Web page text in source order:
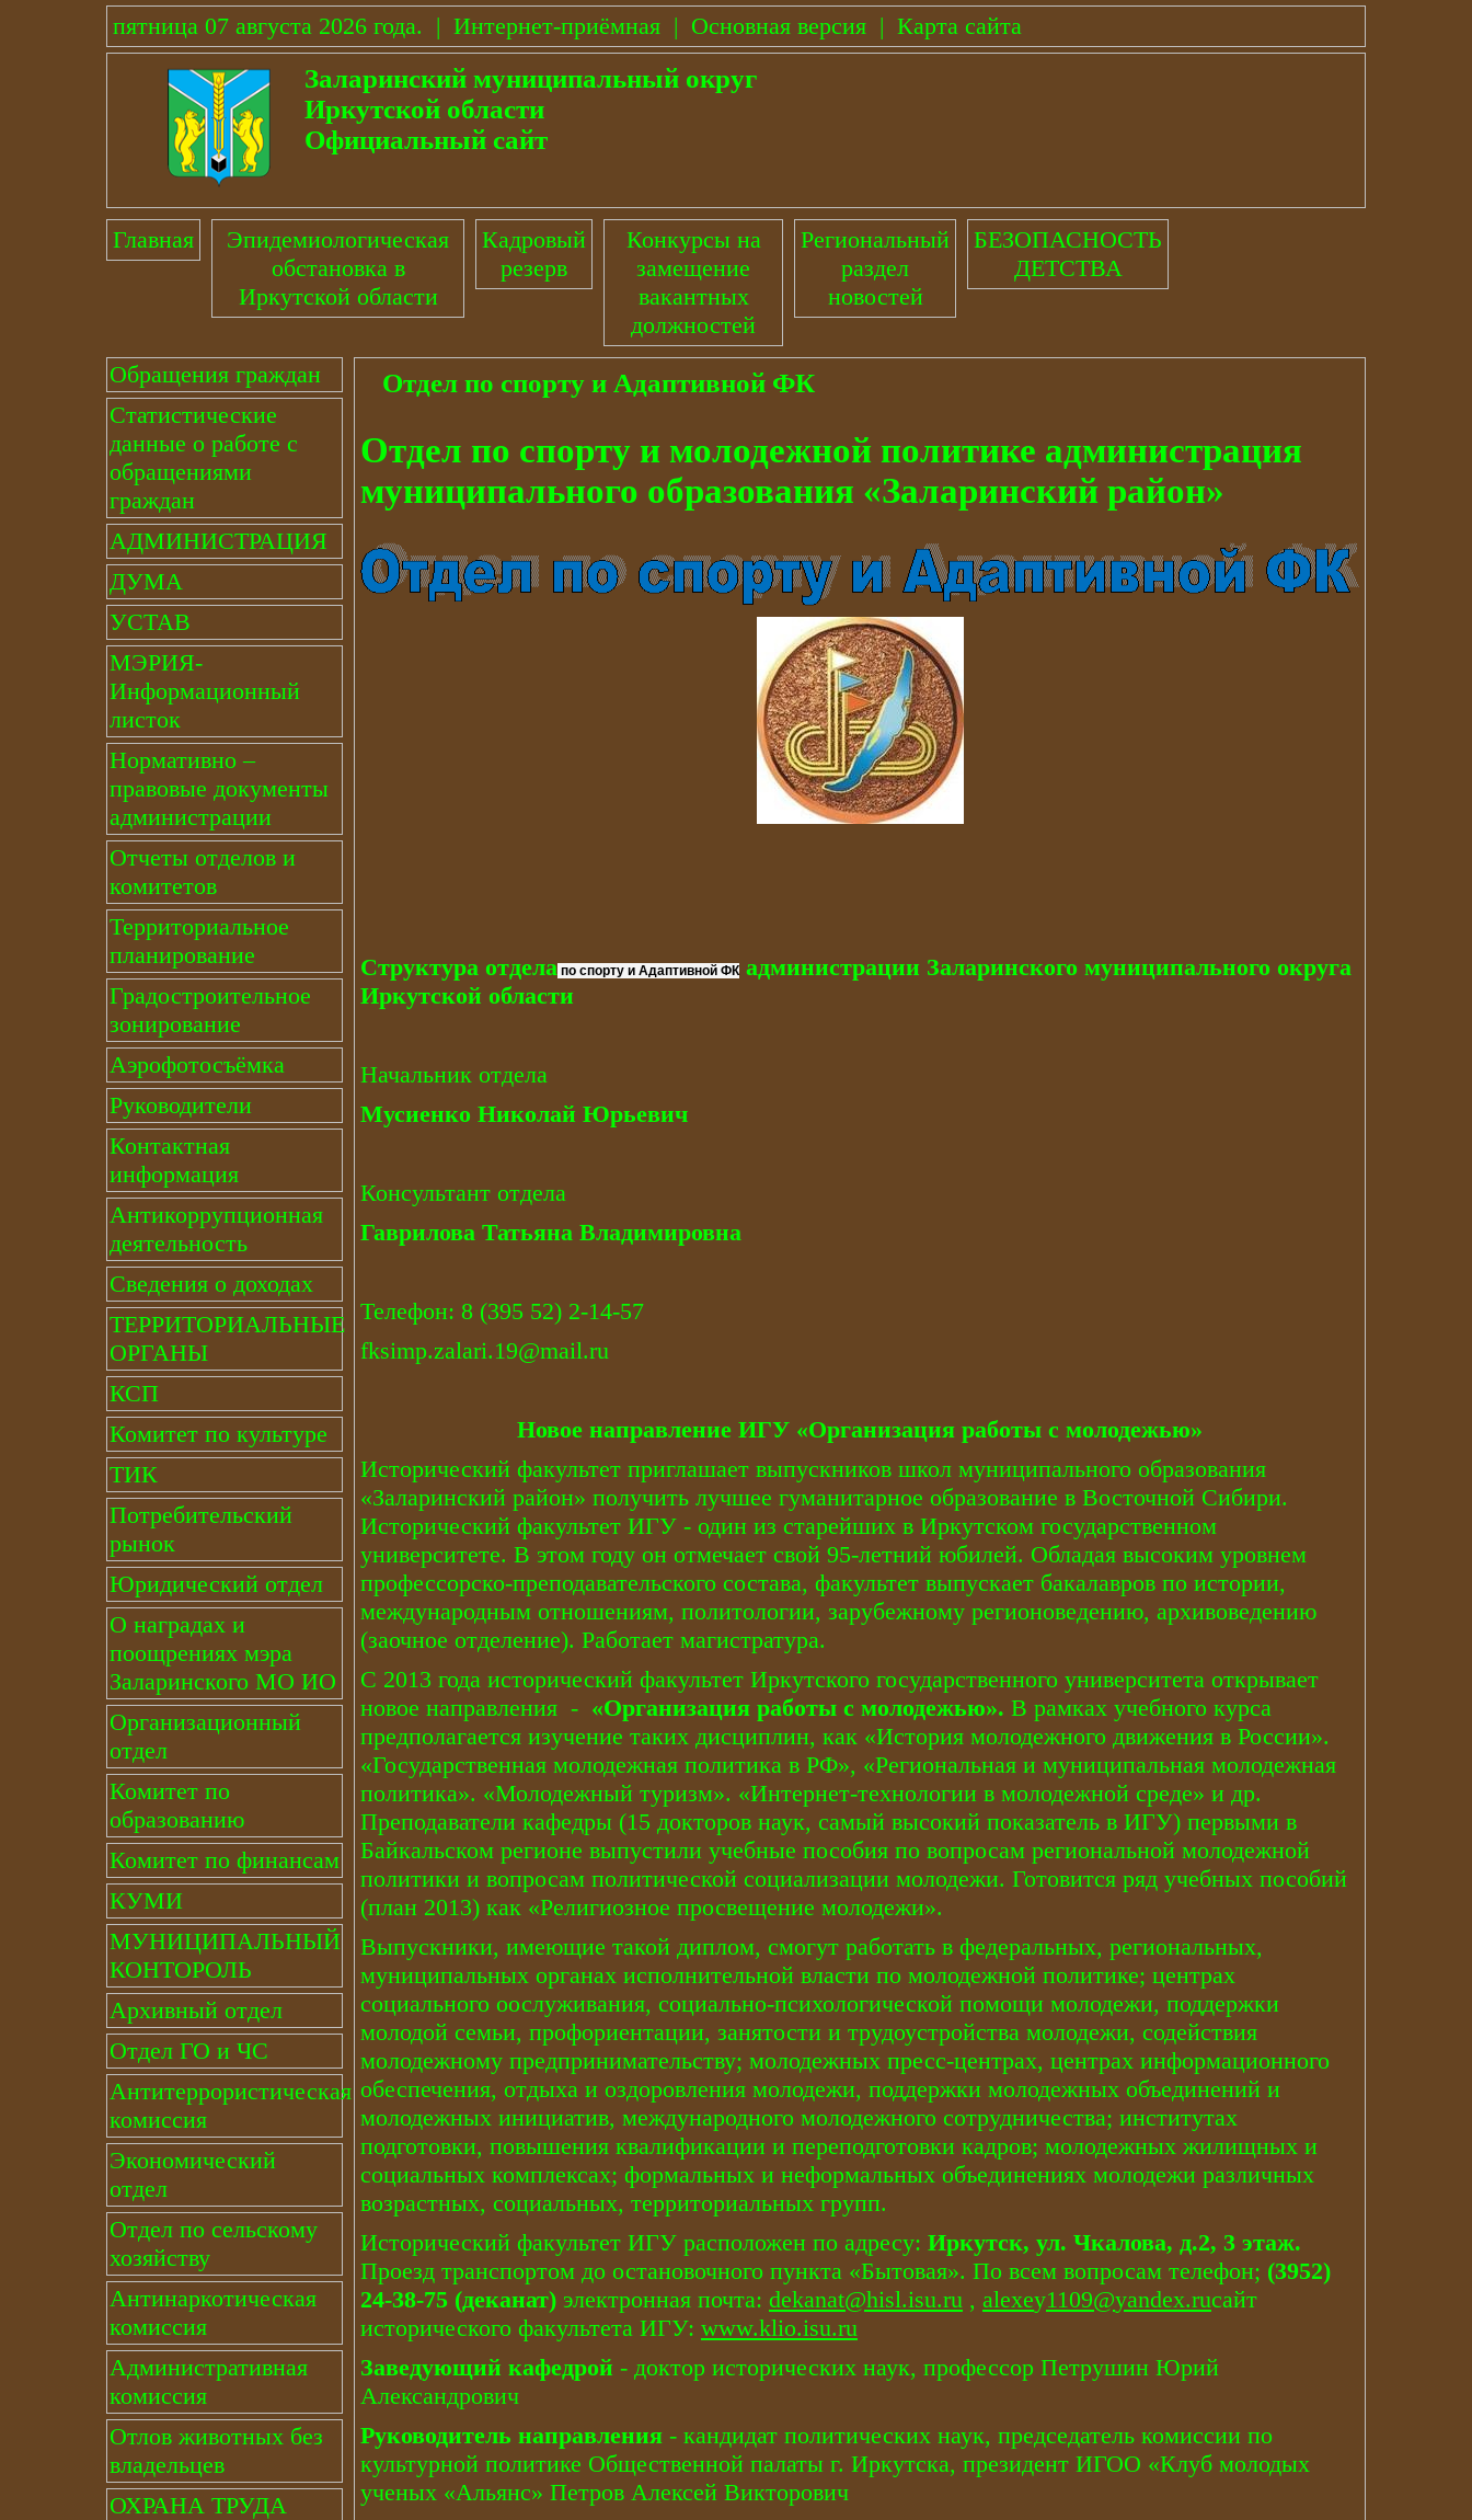
пятница 07 августа 2026 года. | Интернет-приёмная | Основная версия | Карта сайта
Заларинский муниципальный округ
Иркутской области
Официальный сайт
Главная
Эпидемиологическая
обстановка в
Иркутской области
Кадровый
резерв
Конкурсы на
замещение
вакантных
должностей
Региональный
раздел
новостей
БЕЗОПАСНОСТЬ
ДЕТСТВА
Обращения граждан
Статистические
данные о работе с
обращениями
граждан
АДМИНИСТРАЦИЯ
ДУМА
УСТАВ
МЭРИЯ-
Информационный
листок
Нормативно –
правовые документы
администрации
Отчеты отделов и
комитетов
Территориальное
планирование
Градостроительное
зонирование
Аэрофотосъёмка
Руководители
Контактная
информация
Антикоррупционная
деятельность
Сведения о доходах
ТЕРРИТОРИАЛЬНЫЕ
ОРГАНЫ
КСП
Комитет по культуре
ТИК
Потребительский
рынок
Юридический отдел
О наградах и
поощрениях мэра
Заларинского МО ИО
Организационный
отдел
Комитет по
образованию
Комитет по финансам
КУМИ
МУНИЦИПАЛЬНЫЙ
КОНТОРОЛЬ
Архивный отдел
Отдел ГО и ЧС
Антитеррористическая
комиссия
Экономический
отдел
Отдел по сельскому
хозяйству
Антинаркотическая
комиссия
Административная
комиссия
Отлов животных без
владельцев
ОХРАНА ТРУДА
Отдел по спорту и Адаптивной ФК
Отдел по спорту и молодежной политике администрация
муниципального образования «Заларинский район»
Структура отдела по спорту и Адаптивной ФК администрации Заларинского муниципального округа
Иркутской области
Начальник отдела
Мусиенко Николай Юрьевич
Консультант отдела
Гаврилова Татьяна Владимировна
Телефон: 8 (395 52) 2-14-57
fksimp.zalari.19@mail.ru
Новое направление ИГУ «Организация работы с молодежью»
Исторический факультет приглашает выпускников школ муниципального образования
«Заларинский район» получить лучшее гуманитарное образование в Восточной Сибири.
Исторический факультет ИГУ - один из старейших в Иркутском государственном
университете. В этом году он отмечает свой 95-летний юбилей. Обладая высоким уровнем
профессорско-преподавательского состава, факультет выпускает бакалавров по истории,
международным отношениям, политологии, зарубежному регионоведению, архивоведению
(заочное отделение). Работает магистратура.
С 2013 года исторический факультет Иркутского государственного университета открывает
новое направления - «Организация работы с молодежью». В рамках учебного курса
предполагается изучение таких дисциплин, как «История молодежного движения в России».
«Государственная молодежная политика в РФ», «Региональная и муниципальная молодежная
политика». «Молодежный туризм». «Интернет-технологии в молодежной среде» и др.
Преподаватели кафедры (15 докторов наук, самый высокий показатель в ИГУ) первыми в
Байкальском регионе выпустили учебные пособия по вопросам региональной молодежной
политики и вопросам политической социализации молодежи. Готовится ряд учебных пособий
(план 2013) как «Религиозное просвещение молодежи».
Выпускники, имеющие такой диплом, смогут работать в федеральных, региональных,
муниципальных органах исполнительной власти по молодежной политике; центрах
социального оослуживания, социально-психологической помощи молодежи, поддержки
молодой семьи, профориентации, занятости и трудоустройства молодежи, содействия
молодежному предпринимательству; молодежных пресс-центрах, центрах информационного
обеспечения, отдыха и оздоровления молодежи, поддержки молодежных объединений и
молодежных инициатив, международного молодежного сотрудничества; институтах
подготовки, повышения квалификации и переподготовки кадров; молодежных жилищных и
социальных комплексах; формальных и неформальных объединениях молодежи различных
возрастных, социальных, территориальных групп.
Исторический факультет ИГУ расположен по адресу: Иркутск, ул. Чкалова, д.2, 3 этаж.
Проезд транспортом до остановочного пункта «Бытовая». По всем вопросам телефон; (3952)
24-38-75 (деканат) электронная почта: dekanat@hisl.isu.ru , alexey1109@yandex.ruсайт
исторического факультета ИГУ: www.klio.isu.ru
Заведующий кафедрой - доктор исторических наук, профессор Петрушин Юрий
Александрович
Руководитель направления - кандидат политических наук, председатель комиссии по
культурной политике Общественной палаты г. Иркутска, президент ИГОО «Клуб молодых
ученых «Альянc» Петров Алексей Викторович